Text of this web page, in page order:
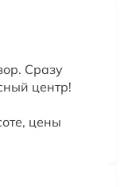
Сразу
центр!
цены